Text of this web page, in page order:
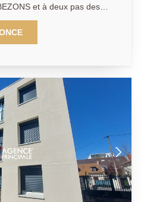
et à deux pas des
minutes à peine à pieds
et tout Paris, l'
ouvre les portes de cette
un énorme
découvrirez
et équipée
salle d'eau avec douche à
plus de 33m2 offrant une
plafond avec chambre
d'envisager de multiples
dont éventuellement la
ou la possibilité de